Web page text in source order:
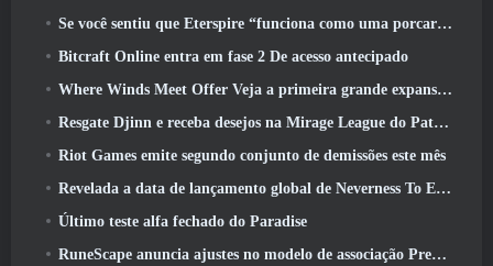
Se você sentiu que Eterspire “funciona como uma porcaria”, O diretor criativo diz que isso não acontece mais
Bitcraft Online entra em fase 2 De acesso antecipado
Where Winds Meet Offer Veja a primeira grande expansão na transmissão ao vivo Hexi
Resgate Djinn e receba desejos na Mirage League do Path Of Exile
Riot Games emite segundo conjunto de demissões este mês
Revelada a data de lançamento global de Neverness To Everness
Último teste alfa fechado do Paradise
RuneScape anuncia ajustes no modelo de associação Premier para levar em conta as mudanças recentes no MMORPG